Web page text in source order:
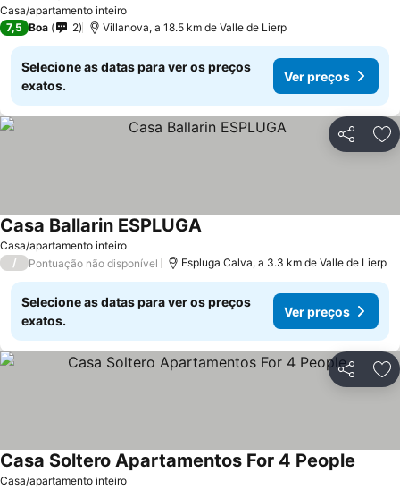
Casa/apartamento inteiro
7,5 Boa 2 Villanova, a 18.5 km de Valle de Lierp
Selecione as datas para ver os preços
exatos.
Ver preços
Partilhar
Casa/apartamento inteiro
Casa Ballarin ESPLUGA
/ Pontuação não disponível Espluga Calva, a 3.3 km de Valle de Lierp
Selecione as datas para ver os preços
exatos.
Ver preços
Partilhar
Casa/apartamento inteiro
Casa Soltero Apartamentos For 4 People